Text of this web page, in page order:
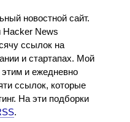
новостной сайт.
Hacker News
ссылок на
и стартапах. Мой
и ежедневно
ссылок, которые
На эти подборки
.